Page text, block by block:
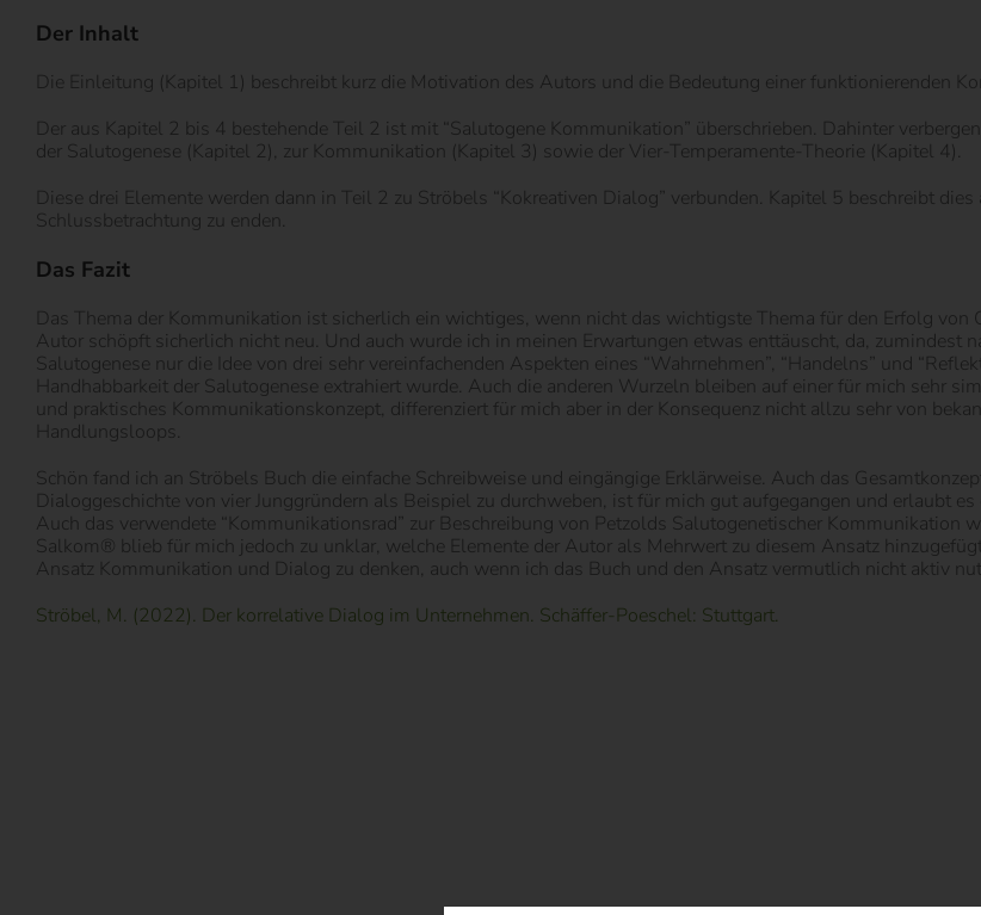
Der Inhalt
Die Einleitung (Kapitel 1) beschreibt kurz die Motivation des Autors und die Bedeutung einer funktionierenden
Der aus Kapitel 2 bis 4 bestehende Teil 2 ist mit “Salutogene Kommunikation” überschrieben. Dahinter
der Salutogenese (Kapitel 2), zur Kommunikation (Kapitel 3) sowie der Vier-Temperamente-Theorie (Kapitel 4).
Diese drei Elemente werden dann in Teil 2 zu Ströbels “Kokreativen Dialog” verbunden. Kapitel 5 beschreibt
Schlussbetrachtung zu enden.
Das Fazit
Das Thema der Kommunikation ist sicherlich ein wichtiges, wenn nicht das wichtigste Thema für den Erfolg
Autor schöpft sicherlich nicht neu. Und auch wurde ich in meinen Erwartungen etwas enttäuscht, da, zumindest
Salutogenese nur die Idee von drei sehr vereinfachenden Aspekten eines “Wahrnehmen”, “Handelns” und
Handhabbarkeit der Salutogenese extrahiert wurde. Auch die anderen Wurzeln bleiben auf einer für mich sehr
und praktisches Kommunikationskonzept, differenziert für mich aber in der Konsequenz nicht allzu sehr von
Handlungsloops.
Schön fand ich an Ströbels Buch die einfache Schreibweise und eingängige Erklärweise. Auch das
Dialoggeschichte von vier Junggründern als Beispiel zu durchweben, ist für mich gut aufgegangen und erlaubt
Auch das verwendete “Kommunikationsrad” zur Beschreibung von Petzolds Salutogenetischer Kommunikation
Salkom® blieb für mich jedoch zu unklar, welche Elemente der Autor als Mehrwert zu diesem Ansatz
Ansatz Kommunikation und Dialog zu denken, auch wenn ich das Buch und den Ansatz vermutlich nicht aktiv
Ströbel, M. (2022). Der korrelative Dialog im Unternehmen. Schäffer-Poeschel: Stuttgart.